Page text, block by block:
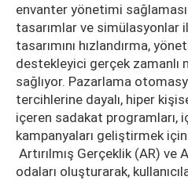
envanter yönetimi
tasarımlar ve simülasyonlar
tasarımını hızlandırma,
destekleyici gerçek zamanlı
sağlıyor. Pazarlama
tercihlerine dayalı, hiper
içeren sadakat programları,
kampanyaları geliştirmek
Artırılmış Gerçeklik (AR) ve
odaları oluşturarak,